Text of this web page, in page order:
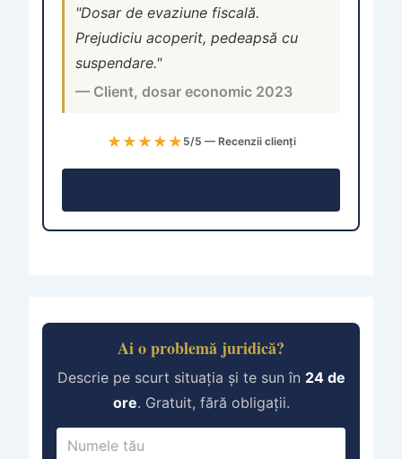
"Dosar de evaziune fiscală.
Prejudiciu acoperit, pedeapsă cu
suspendare."
— Client, dosar economic 2023
★★★★★ 5/5 — Recenzii clienți
Ai o problemă juridică?
Descrie pe scurt situația și te sun în 24 de
ore. Gratuit, fără obligații.